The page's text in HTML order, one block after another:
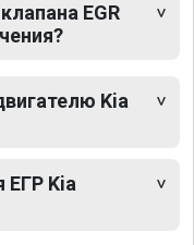
EGR
Kia
ЕГР Kia